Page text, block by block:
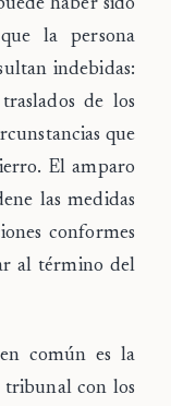
haber sido
la persona
indebidas:
de los
que
El amparo
las medidas
conformes
al término del
común es la
tribunal con los